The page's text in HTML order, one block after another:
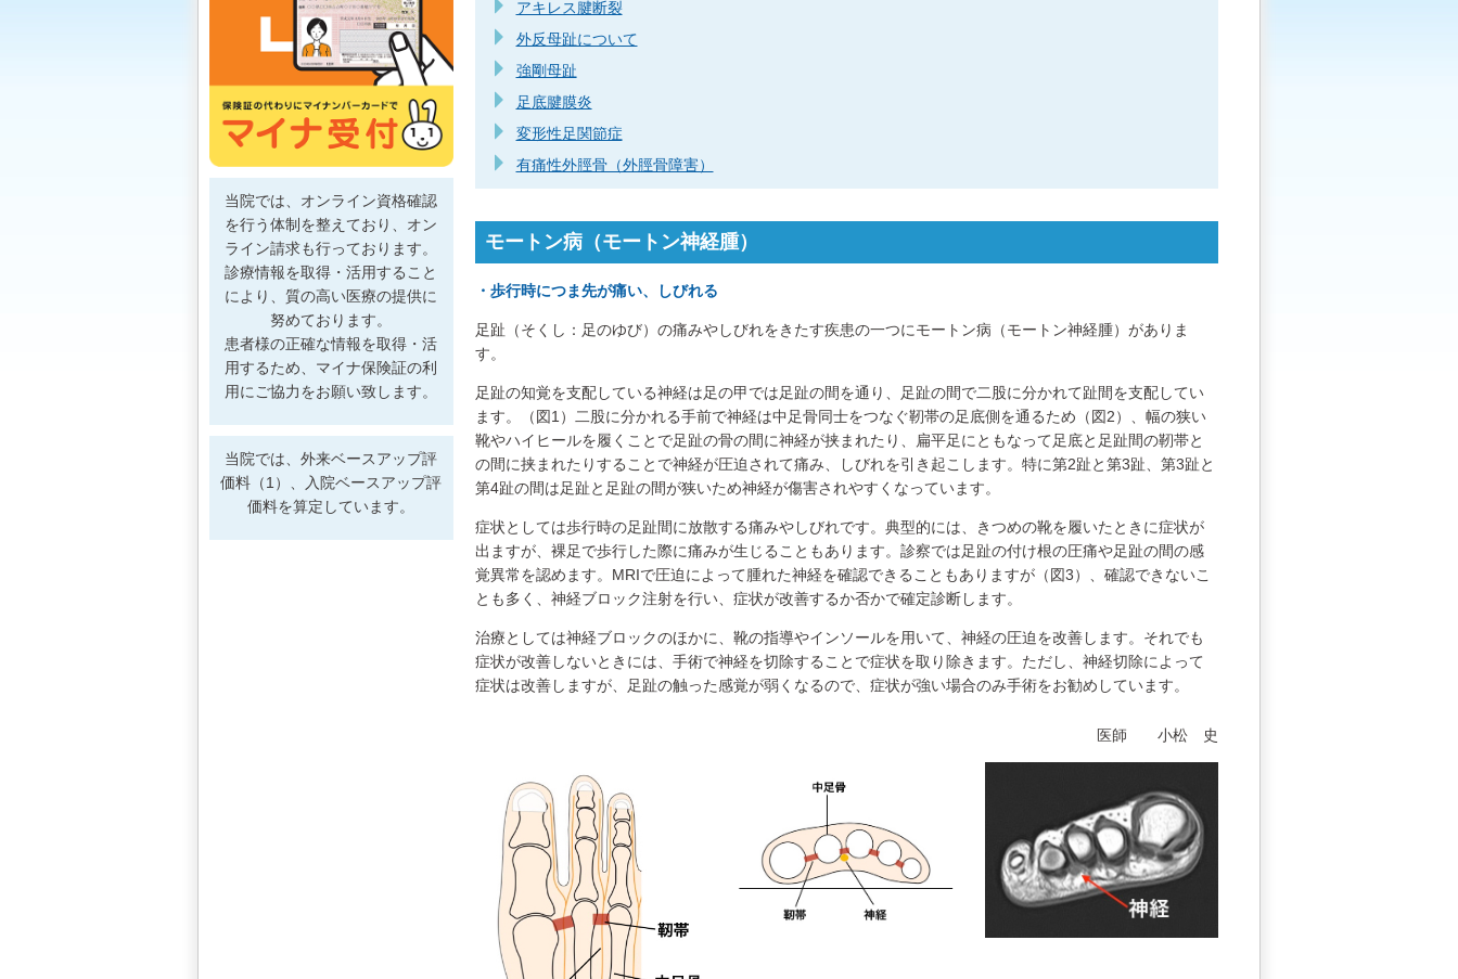
アキレス腱断裂
外反母趾について
強剛母趾
足底腱膜炎
変形性足関節症
有痛性外脛骨（外脛骨障害）
モートン病（モートン神経腫）
・歩行時につま先が痛い、しびれる
足趾（そくし：足のゆび）の痛みやしびれをきたす疾患の一つにモートン病（モートン神経腫）がありま
す。
足趾の知覚を支配している神経は足の甲では足趾の間を通り、足趾の間で二股に分かれて趾間を支配してい
ます。（図1）二股に分かれる手前で神経は中足骨同士をつなぐ靭帯の足底側を通るため（図2）、幅の狭い
靴やハイヒールを履くことで足趾の骨の間に神経が挟まれたり、扁平足にともなって足底と足趾間の靭帯と
の間に挟まれたりすることで神経が圧迫されて痛み、しびれを引き起こします。特に第2趾と第3趾、第3趾と
第4趾の間は足趾と足趾の間が狭いため神経が傷害されやすくなっています。
症状としては歩行時の足趾間に放散する痛みやしびれです。典型的には、きつめの靴を履いたときに症状が
出ますが、裸足で歩行した際に痛みが生じることもあります。診察では足趾の付け根の圧痛や足趾の間の感
覚異常を認めます。MRIで圧迫によって腫れた神経を確認できることもありますが（図3）、確認できないこ
とも多く、神経ブロック注射を行い、症状が改善するか否かで確定診断します。
治療としては神経ブロックのほかに、靴の指導やインソールを用いて、神経の圧迫を改善します。それでも
症状が改善しないときには、手術で神経を切除することで症状を取り除きます。ただし、神経切除によって
症状は改善しますが、足趾の触った感覚が弱くなるので、症状が強い場合のみ手術をお勧めしています。
医師 小松 史
当院では、オンライン資格確認
を行う体制を整えており、オン
ライン請求も行っております。
診療情報を取得・活用すること
により、質の高い医療の提供に
努めております。
患者様の正確な情報を取得・活
用するため、マイナ保険証の利
用にご協力をお願い致します。
当院では、外来ベースアップ評
価料（1）、入院ベースアップ評
価料を算定しています。